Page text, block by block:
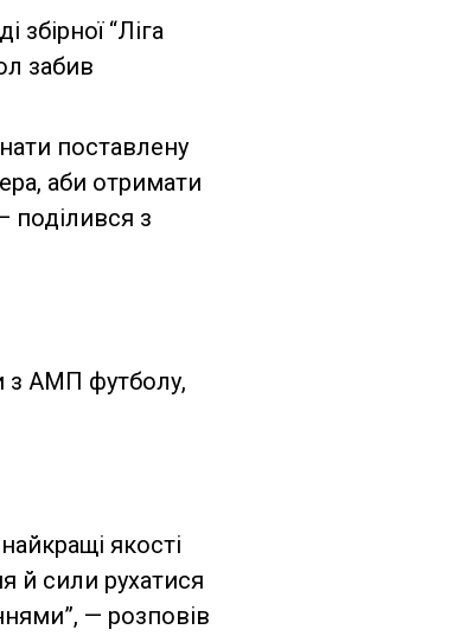
“Ліга
забив
поставлену
аби отримати
поділився з
з АМП футболу,
якості
й сили рухатися
— розповів